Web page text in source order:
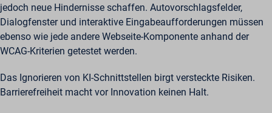
jedoch neue Hindernisse schaffen. Autovorschlagsfelder,
Dialogfenster und interaktive Eingabeaufforderungen müssen
ebenso wie jede andere Webseite-Komponente anhand der
WCAG-Kriterien getestet werden.
Das Ignorieren von KI-Schnittstellen birgt versteckte Risiken.
Barrierefreiheit macht vor Innovation keinen Halt.